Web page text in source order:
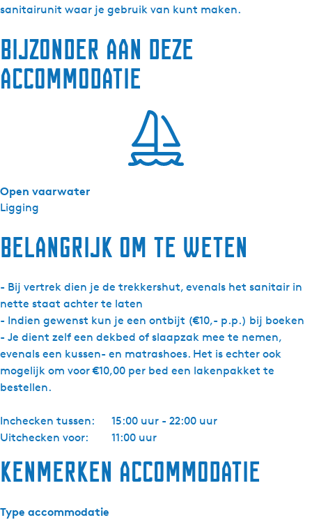
sanitairunit waar je gebruik van kunt maken.
Bijzonder aan deze
accommodatie
Ligging
Open vaarwater
Belangrijk om te weten
- Bij vertrek dien je de trekkershut, evenals het sanitair in
nette staat achter te laten
- Indien gewenst kun je een ontbijt (€10,- p.p.) bij boeken
- Je dient zelf een dekbed of slaapzak mee te nemen,
evenals een kussen- en matrashoes. Het is echter ook
mogelijk om voor €10,00 per bed een lakenpakket te
bestellen.
Inchecken tussen:
15:00 uur - 22:00 uur
Uitchecken voor:
11:00 uur
r
h
u
t
h
z
u
-
T
r
e
k
k
e
s
h
u
t
p
Kenmerken accommodatie
Type accommodatie